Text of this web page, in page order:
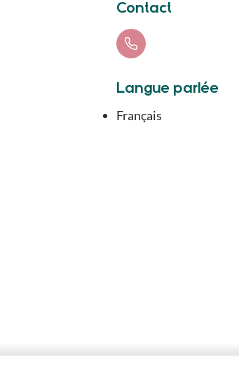
Contact
Langue parlée
Français